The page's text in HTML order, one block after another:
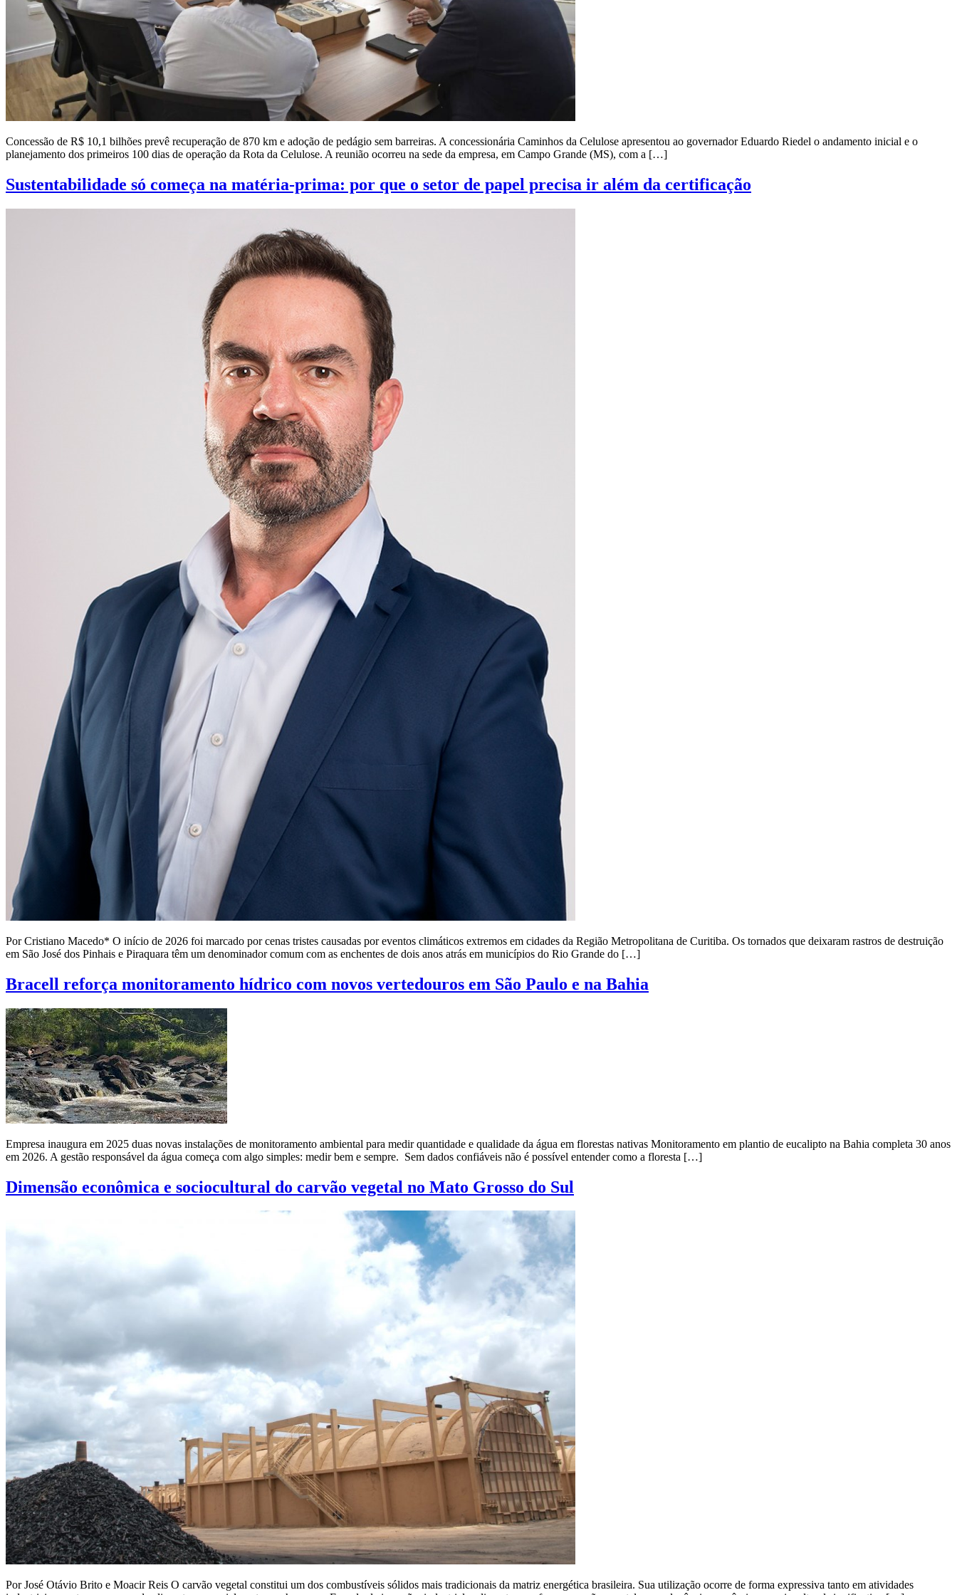
Concessão de R$ 10,1 bilhões prevê recuperação de 870 km e adoção de pedágio sem barreiras. A concessionária Caminhos da Celulose apresentou ao governador Eduardo Riedel o andamento inicial e o
planejamento dos primeiros 100 dias de operação da Rota da Celulose. A reunião ocorreu na sede da empresa, em Campo Grande (MS), com a […]
Sustentabilidade só começa na matéria-prima: por que o setor de papel precisa ir além da certificação
Por Cristiano Macedo* O início de 2026 foi marcado por cenas tristes causadas por eventos climáticos extremos em cidades da Região Metropolitana de Curitiba. Os tornados que deixaram rastros de destruição
em São José dos Pinhais e Piraquara têm um denominador comum com as enchentes de dois anos atrás em municípios do Rio Grande do […]
Bracell reforça monitoramento hídrico com novos vertedouros em São Paulo e na Bahia
Empresa inaugura em 2025 duas novas instalações de monitoramento ambiental para medir quantidade e qualidade da água em florestas nativas Monitoramento em plantio de eucalipto na Bahia completa 30 anos
em 2026. A gestão responsável da água começa com algo simples: medir bem e sempre. Sem dados confiáveis não é possível entender como a floresta […]
Dimensão econômica e sociocultural do carvão vegetal no Mato Grosso do Sul
Por José Otávio Brito e Moacir Reis O carvão vegetal constitui um dos combustíveis sólidos mais tradicionais da matriz energética brasileira. Sua utilização ocorre de forma expressiva tanto em atividades